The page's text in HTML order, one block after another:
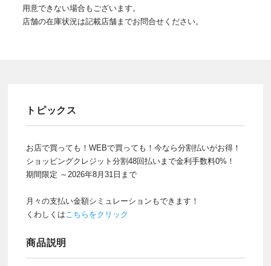
用意できない場合もございます。
店舗の在庫状況は記載店舗までお問合せください。
トピックス
お店で買っても！WEBで買っても！今なら分割払いがお得！
ショッピングクレジット分割48回払いまで金利手数料0%！
期間限定 ～2026年8月31日まで
月々の支払い金額シミュレーションもできます！
くわしくは こちらをクリック
商品説明